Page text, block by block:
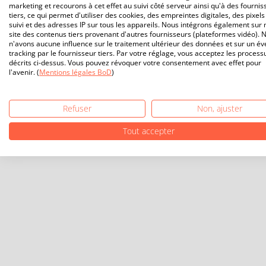
marketing et recourons à cet effet au suivi côté serveur ainsi qu'à des
tiers, ce qui permet d'utiliser des cookies, des empreintes digitales, des
suivi et des adresses IP sur tous les appareils. Nous intégrons également sur
site des contenus tiers provenant d'autres fournisseurs (plateformes vidéo).
n'avons aucune influence sur le traitement ultérieur des données et sur un
tracking par le fournisseur tiers. Par votre réglage, vous acceptez les
décrits ci-dessus. Vous pouvez révoquer votre consentement avec effet pour
l'avenir. (Mentions légales BoD)
Refuser
Non, ajuster
Tout accepter